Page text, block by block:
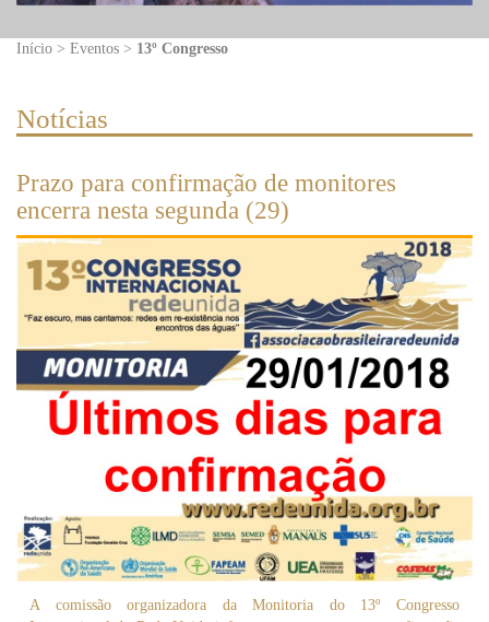
Início > Eventos > 13º Congresso
Notícias
Prazo para confirmação de monitores
encerra nesta segunda (29)
A comissão organizadora da Monitoria do 13º Congresso